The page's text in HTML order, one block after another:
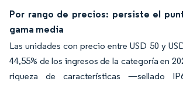
Por rango de precios: persiste el
gama media
Las unidades con precio entre USD 50 y
44,55% de los ingresos de la categoría en
riqueza de características —sellado